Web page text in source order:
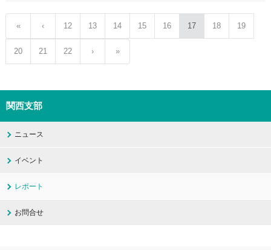
« ‹ 12 13 14 15 16 17 18 19
20 21 22 › »
関西支部
ニュース
イベント
レポート
お問合せ